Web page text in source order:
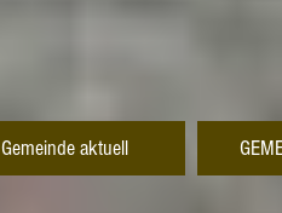
Gemeinde aktuell